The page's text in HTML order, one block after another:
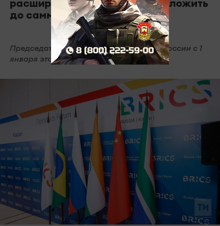
расширения БРИКС нужно отложить
до саммита в Казани
Председательство в БРИКС перешло к России с 1
января этого года